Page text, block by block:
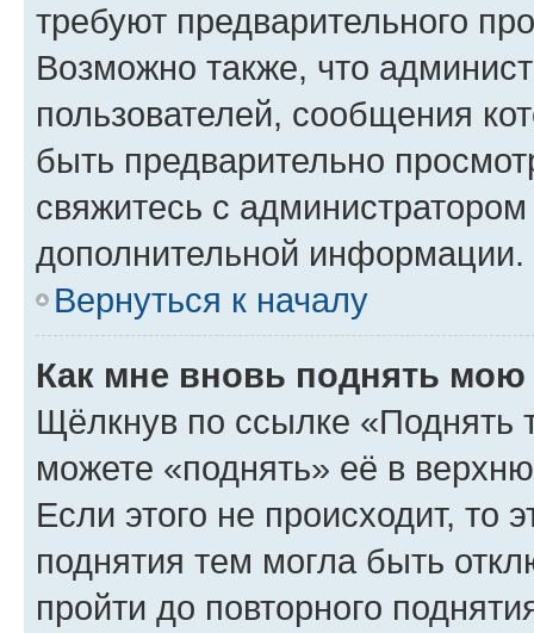
требуют предварительного
Возможно также, что
пользователей, сообщения
быть предварительно
свяжитесь с
дополнительной информации.
Вернуться к началу
Как мне вновь поднять мою
Щёлкнув по ссылке «Поднять
можете «поднять» её в
Если этого не происходит, то
поднятия тем могла быть
пройти до повторного